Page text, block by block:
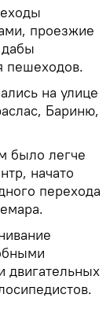
проезжие
дабы
пешеходов.
на улице
Бариню,
было легче
начато
перехода